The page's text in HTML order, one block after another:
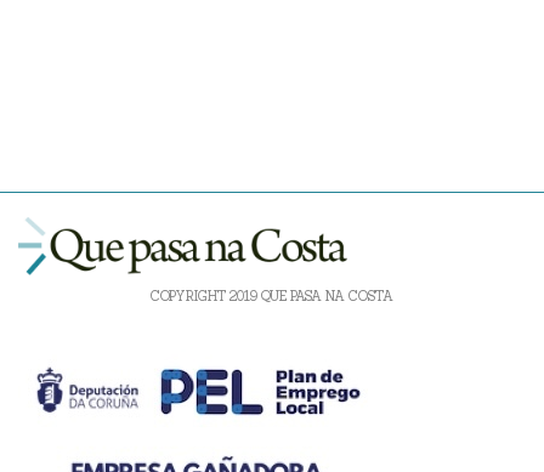
COPYRIGHT 2019 QUE PASA NA COSTA